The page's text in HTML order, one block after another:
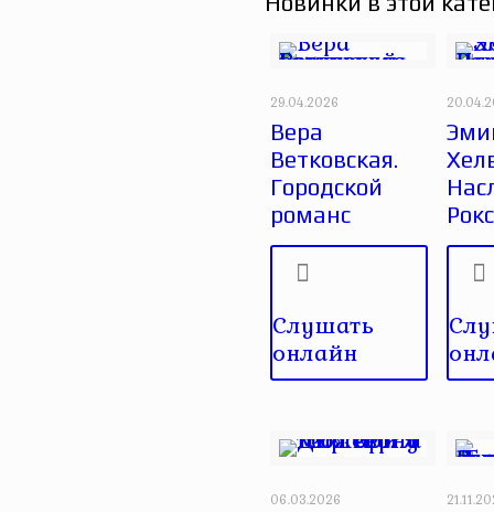
29.04.2026
Вера
Ветковская.
Городской
романс
Слушать
онлайн
06.03.2026